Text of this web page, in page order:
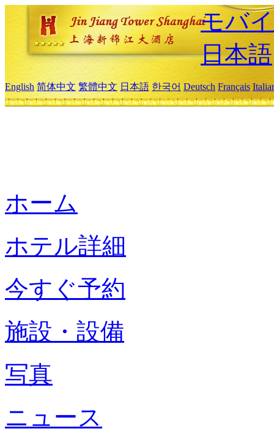
モバ
日本語
English 简体中文 繁體中文 日本語 한국어 Deutsch Français
ホーム
ホテル詳細
今すぐ予約
施設・設備
写真
ニュース